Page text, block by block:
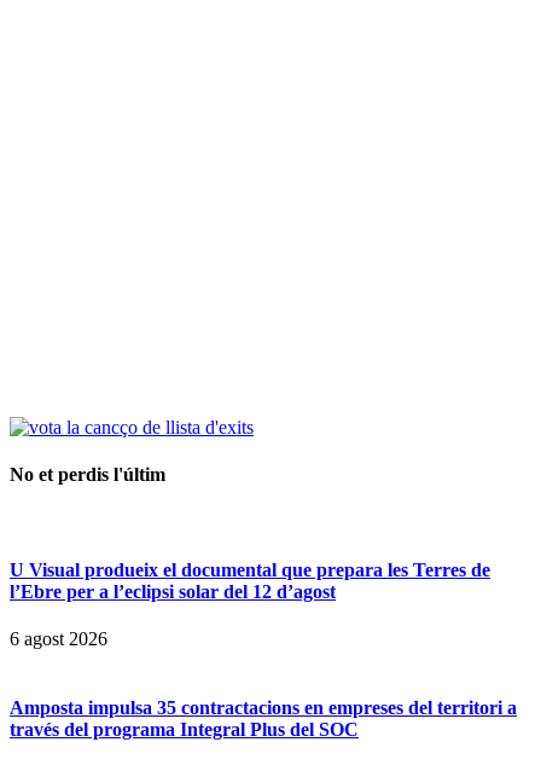
No et perdis l'últim
U Visual produeix el documental que prepara les Terres de
l’Ebre per a l’eclipsi solar del 12 d’agost
6 agost 2026
Amposta impulsa 35 contractacions en empreses del territori a
través del programa Integral Plus del SOC